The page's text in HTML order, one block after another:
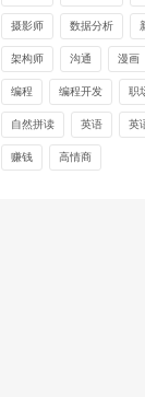
摄影师 数据分析
架构师 沟通 漫画
编程 编程开发 职
自然拼读 英语 英
赚钱 高情商